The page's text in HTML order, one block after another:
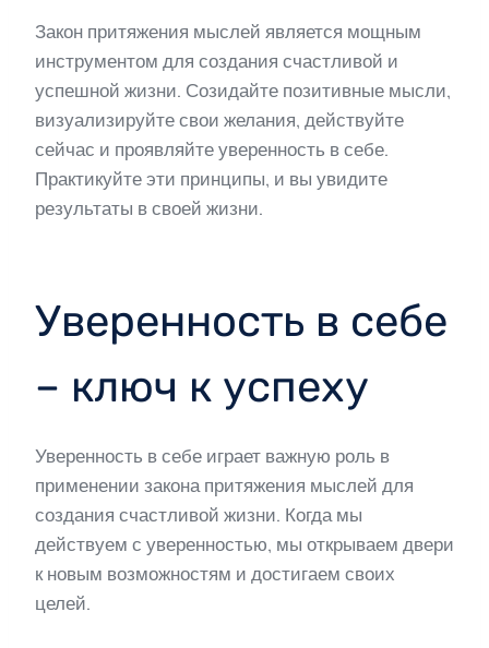
Закон притяжения мыслей является мощным
инструментом для создания счастливой и
успешной жизни. Созидайте позитивные мысли,
визуализируйте свои желания, действуйте
сейчас и проявляйте уверенность в себе.
Практикуйте эти принципы, и вы увидите
результаты в своей жизни.
Уверенность в себе
– ключ к успеху
Уверенность в себе играет важную роль в
применении закона притяжения мыслей для
создания счастливой жизни. Когда мы
действуем с уверенностью, мы открываем двери
к новым возможностям и достигаем своих
целей.